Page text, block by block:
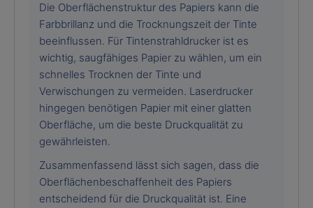
Die Oberflächenstruktur des Papiers kann die
Farbbrillanz und die Trocknungszeit der Tinte
beeinflussen. Für Tintenstrahldrucker ist es
wichtig, saugfähiges Papier zu wählen, um ein
schnelles Trocknen der Tinte und
Verwischungen zu vermeiden. Laserdrucker
hingegen benötigen Papier mit einer glatten
Oberfläche, um die beste Druckqualität zu
gewährleisten.
Zusammenfassend lässt sich sagen, dass die
Oberflächenbeschaffenheit des Papiers
entscheidend für die Druckqualität ist. Eine